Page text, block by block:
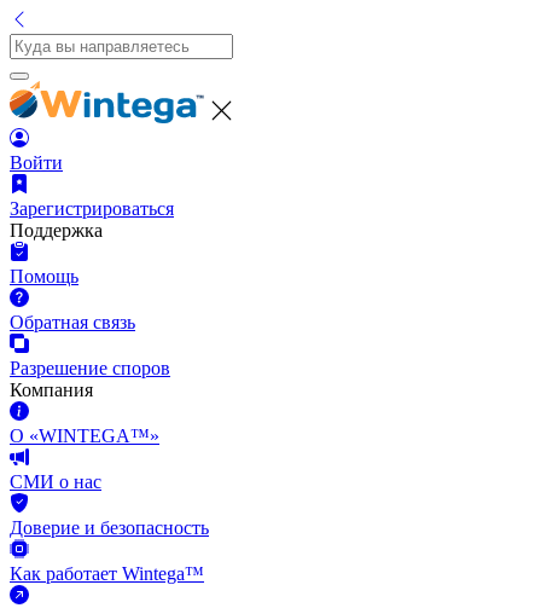
Войти
Зарегистрироваться
Поддержка
Помощь
Обратная связь
Разрешение споров
Компания
О «WINTEGA™»
СМИ о нас
Доверие и безопасность
Как работает Wintega™